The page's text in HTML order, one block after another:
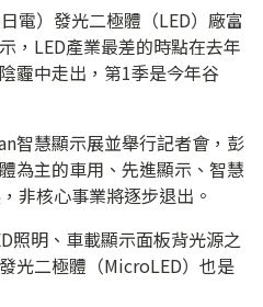
電）發光二極體（LED）廠富
，LED產業最差的時點在去年
霾中走出，第1季是今年谷
智慧顯示展並舉行記者會，彭
為主的車用、先進顯示、智慧
非核心事業將逐步退出。
照明、車載顯示面板背光源之
光二極體（MicroLED）也是